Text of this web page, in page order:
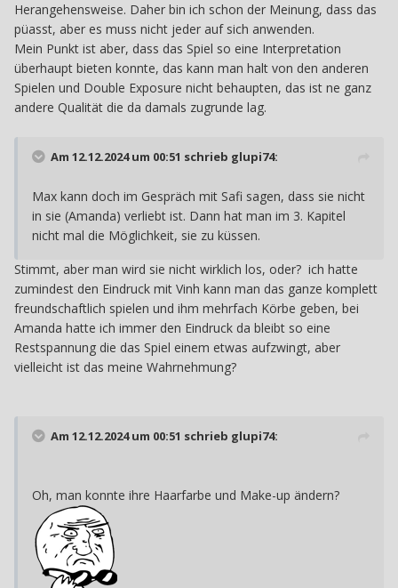
Herangehensweise. Daher bin ich schon der Meinung, dass das
püasst, aber es muss nicht jeder auf sich anwenden.
Mein Punkt ist aber, dass das Spiel so eine Interpretation
überhaupt bieten konnte, das kann man halt von den anderen
Spielen und Double Exposure nicht behaupten, das ist ne ganz
andere Qualität die da damals zugrunde lag.
Am 12.12.2024 um 00:51 schrieb glupi74:
Max kann doch im Gespräch mit Safi sagen, dass sie nicht
in sie (Amanda) verliebt ist. Dann hat man im 3. Kapitel
nicht mal die Möglichkeit, sie zu küssen.
Stimmt, aber man wird sie nicht wirklich los, oder? ich hatte
zumindest den Eindruck mit Vinh kann man das ganze komplett
freundschaftlich spielen und ihm mehrfach Körbe geben, bei
Amanda hatte ich immer den Eindruck da bleibt so eine
Restspannung die das Spiel einem etwas aufzwingt, aber
vielleicht ist das meine Wahrnehmung?
Am 12.12.2024 um 00:51 schrieb glupi74:
Oh, man konnte ihre Haarfarbe und Make-up ändern?